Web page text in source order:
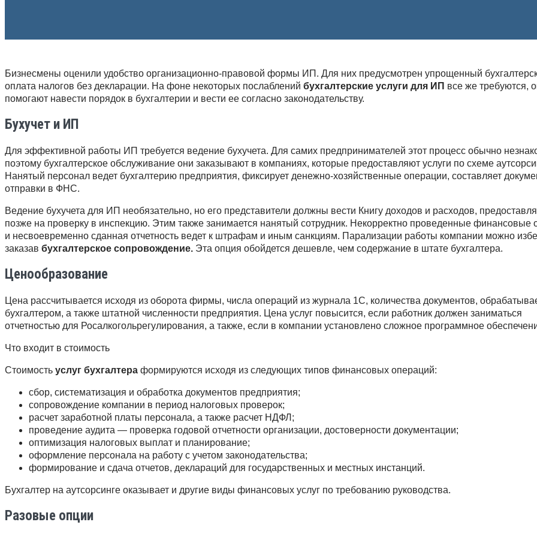
Бизнесмены оценили удобство организационно-правовой формы ИП. Для них предусмотрен упрощенный
оплата налогов без декларации. На фоне некоторых послаблений бухгалтерские услуги для ИП все же требуются,
помогают навести порядок в бухгалтерии и вести ее согласно законодательству.
Бухучет и ИП
Для эффективной работы ИП требуется ведение бухучета. Для самих предпринимателей этот процесс обычно
поэтому бухгалтерское обслуживание они заказывают в компаниях, которые предоставляют услуги по схеме
Нанятый персонал ведет бухгалтерию предприятия, фиксирует денежно-хозяйственные операции, составляет
отправки в ФНС.
Ведение бухучета для ИП необязательно, но его представители должны вести Книгу доходов и расходов,
позже на проверку в инспекцию. Этим также занимается нанятый сотрудник. Некорректно проведенные финансовые
и несвоевременно сданная отчетность ведет к штрафам и иным санкциям. Парализации работы компании можно
заказав бухгалтерское сопровождение. Эта опция обойдется дешевле, чем содержание в штате бухгалтера.
Ценообразование
Цена рассчитывается исходя из оборота фирмы, числа операций из журнала 1С, количества документов,
бухгалтером, а также штатной численности предприятия. Цена услуг повысится, если работник должен заниматься
отчетностью для Росалкогольрегулирования, а также, если в компании установлено сложное программное
Что входит в стоимость
Стоимость услуг бухгалтера формируются исходя из следующих типов финансовых операций:
сбор, систематизация и обработка документов предприятия;
сопровождение компании в период налоговых проверок;
расчет заработной платы персонала, а также расчет НДФЛ;
проведение аудита — проверка годовой отчетности организации, достоверности документации;
оптимизация налоговых выплат и планирование;
оформление персонала на работу с учетом законодательства;
формирование и сдача отчетов, деклараций для государственных и местных инстанций.
Бухгалтер на аутсорсинге оказывает и другие виды финансовых услуг по требованию руководства.
Разовые опции